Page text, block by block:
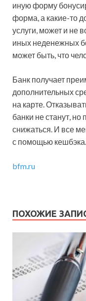
иную форму
форма, а какие-то
услуги, может и не
иных неденежных
может быть, что
Банк получает
дополнительных
на карте.
банки не станут,
снижаться. И все
с помощью кешбэка.
bfm.ru
ПОХОЖИЕ